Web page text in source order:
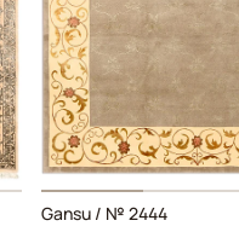
Gansu / № 2444